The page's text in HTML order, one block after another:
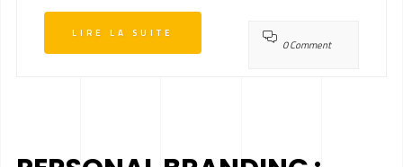
LIRE LA SUITE
0 Comment